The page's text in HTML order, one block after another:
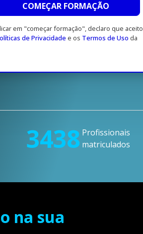
COMEÇAR FORMAÇÃO
em "começar formação", declaro que aceito
de Privacidade e os Termos de Uso da
3438 Profissionais
matriculados
na sua